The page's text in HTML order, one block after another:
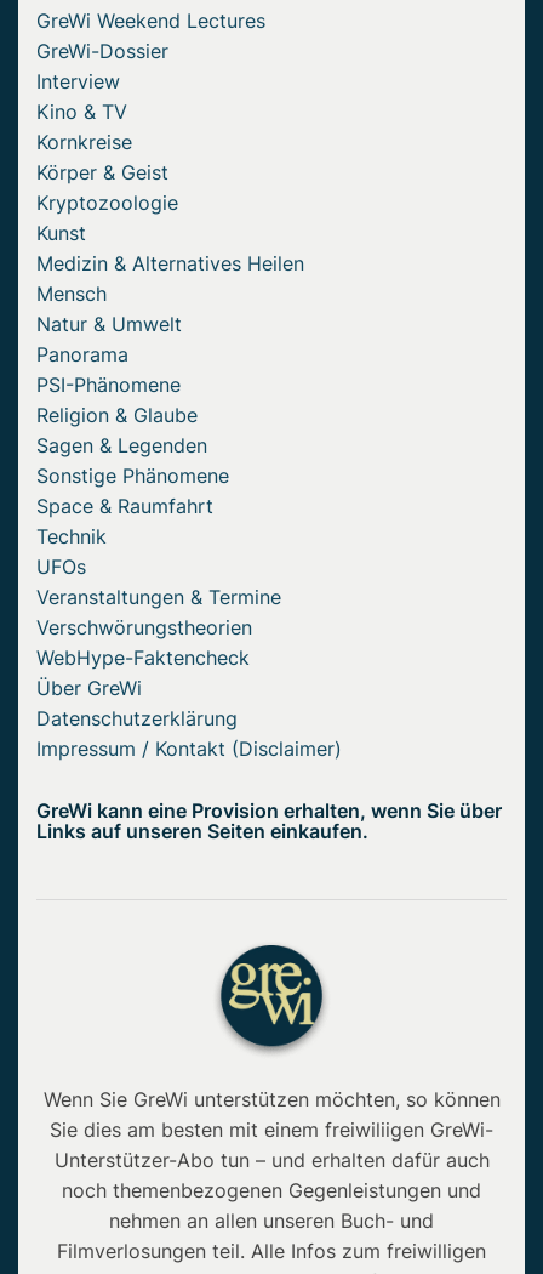
GreWi Weekend Lectures
GreWi-Dossier
Interview
Kino & TV
Kornkreise
Körper & Geist
Kryptozoologie
Kunst
Medizin & Alternatives Heilen
Mensch
Natur & Umwelt
Panorama
PSI-Phänomene
Religion & Glaube
Sagen & Legenden
Sonstige Phänomene
Space & Raumfahrt
Technik
UFOs
Veranstaltungen & Termine
Verschwörungstheorien
WebHype-Faktencheck
Über GreWi
Datenschutzerklärung
Impressum / Kontakt (Disclaimer)
GreWi kann eine Provision erhalten, wenn Sie über
Links auf unseren Seiten einkaufen.
Wenn Sie GreWi unterstützen möchten, so können
Sie dies am besten mit einem freiwiliigen GreWi-
Unterstützer-Abo tun – und erhalten dafür auch
noch themenbezogenen Gegenleistungen und
nehmen an allen unseren Buch- und
Filmverlosungen teil. Alle Infos zum freiwilligen